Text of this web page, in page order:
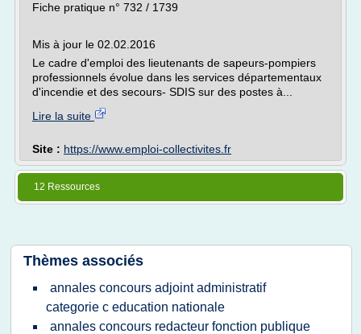
Fiche pratique n° 732 / 1739
Mis à jour le 02.02.2016
Le cadre d'emploi des lieutenants de sapeurs-pompiers
professionnels évolue dans les services départementaux
d'incendie et des secours- SDIS sur des postes à...
Lire la suite
Site : https://www.emploi-collectivites.fr
12 Ressources
Thèmes associés
annales concours adjoint administratif
categorie c education nationale
annales concours redacteur fonction publique